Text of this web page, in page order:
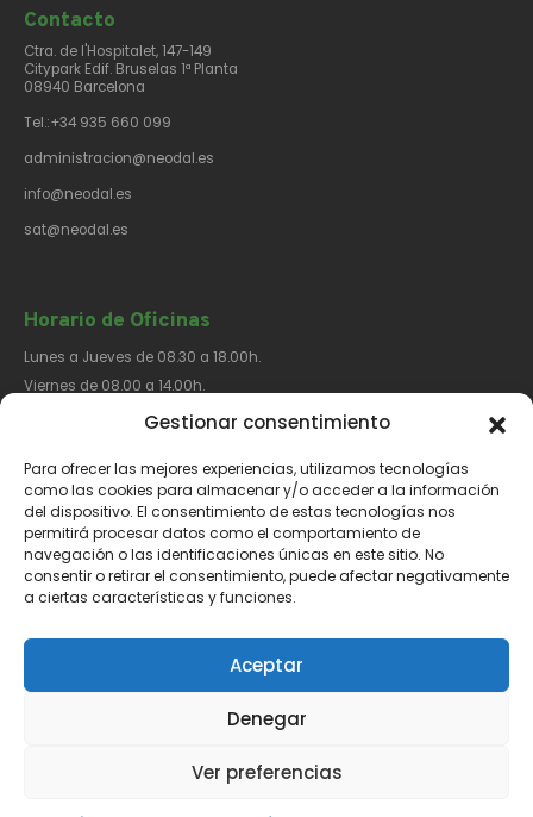
Gestionar consentimiento
Para ofrecer las mejores experiencias, utilizamos tecnologías
como las cookies para almacenar y/o acceder a la información
del dispositivo. El consentimiento de estas tecnologías nos
permitirá procesar datos como el comportamiento de
navegación o las identificaciones únicas en este sitio. No
consentir o retirar el consentimiento, puede afectar negativamente
a ciertas características y funciones.
Aceptar
Denegar
Ver preferencias
Contacto​
Ctra. de l'Hospitalet, 147-149
Citypark Edif. Bruselas 1ª Planta
08940 Barcelona
Tel.:+34 935 660 099
administracion@neodal.es
info@neodal.es
sat@neodal.es
Horario de Oficinas
Lunes a Jueves de 08.30 a 18.00h.
Viernes de 08.00 a 14.00h.
Síguenos​
Aviso Legal Política de Privacidad Política de Cookies